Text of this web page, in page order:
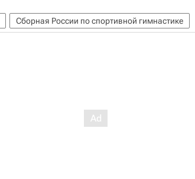
Сборная России по спортивной гимнастике